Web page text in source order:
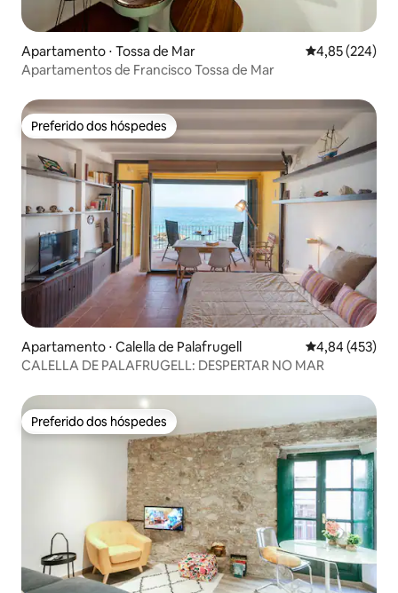
Apartamento ⋅ Tossa de Mar 4,85 de uma
4,85 (224)
Apartamentos de Francisco Tossa de Mar
Preferido dos hóspedes
Preferido dos hóspedes
Apartamento ⋅ Calella de Palafrugell 4,84 de uma
4,84 (453)
CALELLA DE PALAFRUGELL: DESPERTAR NO MAR
Preferido dos hóspedes
Preferido dos hóspedes